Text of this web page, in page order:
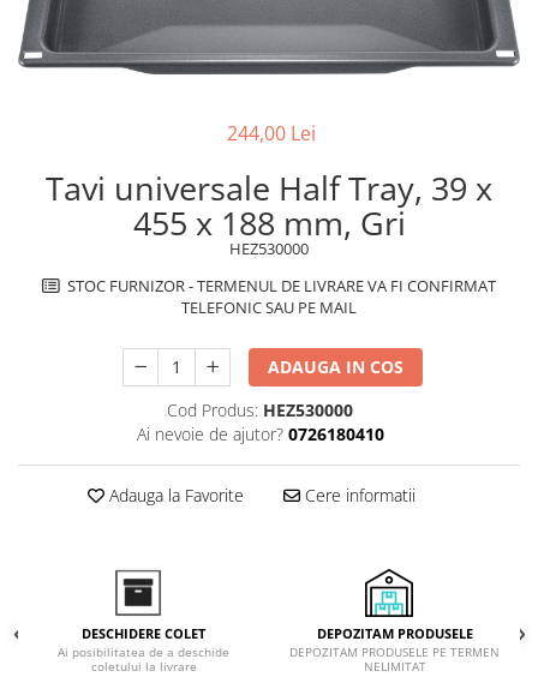
Cuptoare cu microunde
Hote
Cu montare pe perete
Hote tip insula
Masini de spalat vase
Partial incorporabile
Domino( seturi modulare)
Plite cu hota integrata
Masini de spalat rufe cu uscator
Masini de spalat rufe slim
Vitrine frigorifice si minibaruri
Pachete chiuvete si baterii
244,00 Lei
Tavi universale Half Tray, 39 x
455 x 188 mm, Gri
HEZ530000
STOC FURNIZOR - TERMENUL DE LIVRARE VA FI CONFIRMAT
TELEFONIC SAU PE MAIL
ADAUGA IN COS
Cod Produs: HEZ530000
Ai nevoie de ajutor? 0726180410
Adauga la Favorite Cere informatii
DESCHIDERE COLET
Ai posibilitatea de a deschide
coletului la livrare
DEPOZITAM PRODUSELE
DEPOZITAM PRODUSELE PE TERMEN
NELIMITAT